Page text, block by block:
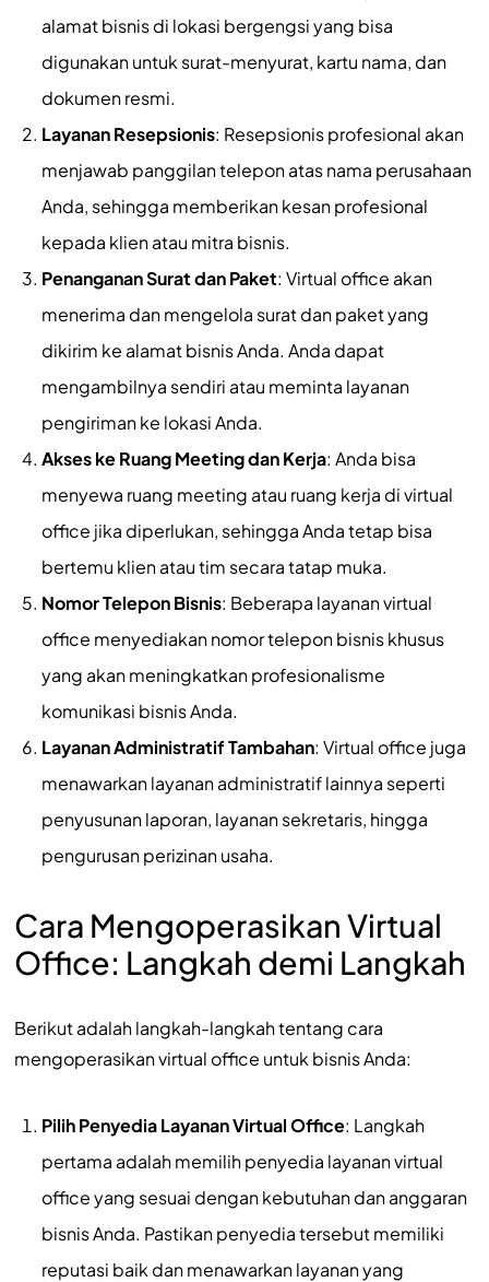
alamat bisnis di lokasi bergengsi yang bisa
digunakan untuk surat-menyurat, kartu nama, dan
dokumen resmi.
Layanan Resepsionis: Resepsionis profesional akan
menjawab panggilan telepon atas nama perusahaan
Anda, sehingga memberikan kesan profesional
kepada klien atau mitra bisnis.
Penanganan Surat dan Paket: Virtual office akan
menerima dan mengelola surat dan paket yang
dikirim ke alamat bisnis Anda. Anda dapat
mengambilnya sendiri atau meminta layanan
pengiriman ke lokasi Anda.
Akses ke Ruang Meeting dan Kerja: Anda bisa
menyewa ruang meeting atau ruang kerja di virtual
office jika diperlukan, sehingga Anda tetap bisa
bertemu klien atau tim secara tatap muka.
Nomor Telepon Bisnis: Beberapa layanan virtual
office menyediakan nomor telepon bisnis khusus
yang akan meningkatkan profesionalisme
komunikasi bisnis Anda.
Layanan Administratif Tambahan: Virtual office juga
menawarkan layanan administratif lainnya seperti
penyusunan laporan, layanan sekretaris, hingga
pengurusan perizinan usaha.
Cara Mengoperasikan Virtual
Office: Langkah demi Langkah
Berikut adalah langkah-langkah tentang cara
mengoperasikan virtual office untuk bisnis Anda:
Pilih Penyedia Layanan Virtual Office: Langkah
pertama adalah memilih penyedia layanan virtual
office yang sesuai dengan kebutuhan dan anggaran
bisnis Anda. Pastikan penyedia tersebut memiliki
reputasi baik dan menawarkan layanan yang